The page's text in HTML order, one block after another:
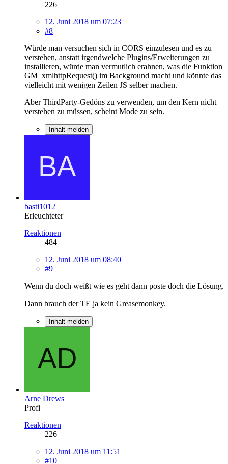
226
12. Juni 2018 um 07:23
#8
Würde man versuchen sich in CORS einzulesen und es zu
verstehen, anstatt irgendwelche Plugins/Erweiterungen zu
installieren, würde man vermutlich erahnen, was die Funktion
GM_xmlhttpRequest() im Background macht und könnte das
vielleicht mit wenigen Zeilen JS selber machen.
Aber ThirdParty-Gedöns zu verwenden, um den Kern nicht
verstehen zu müssen, scheint Mode zu sein.
Inhalt melden
basti1012
Erleuchteter
Reaktionen
484
12. Juni 2018 um 08:40
#9
Wenn du doch weißt wie es geht dann poste doch die Lösung.
Dann brauch der TE ja kein Greasemonkey.
Inhalt melden
Arne Drews
Profi
Reaktionen
226
12. Juni 2018 um 11:51
#10